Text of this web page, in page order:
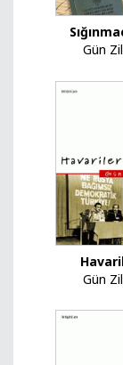
Gün
Gün